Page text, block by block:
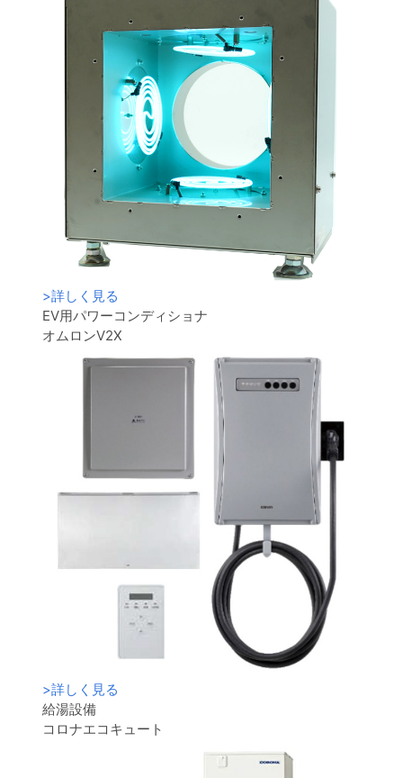
>詳しく見る
EV用パワーコンディショナ
オムロンV2X
>詳しく見る
給湯設備
コロナエコキュート